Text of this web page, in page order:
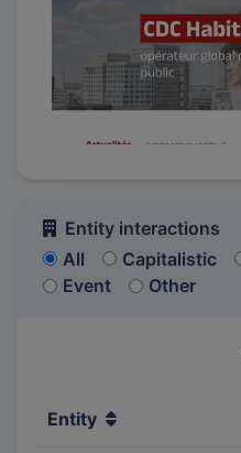
Entity interactions
All
Capitalistic
Event
Other
Entity